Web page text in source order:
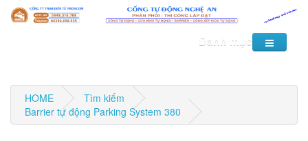
Danh mục
HOME
Tìm kiếm
Barrier tự động Parking System 380